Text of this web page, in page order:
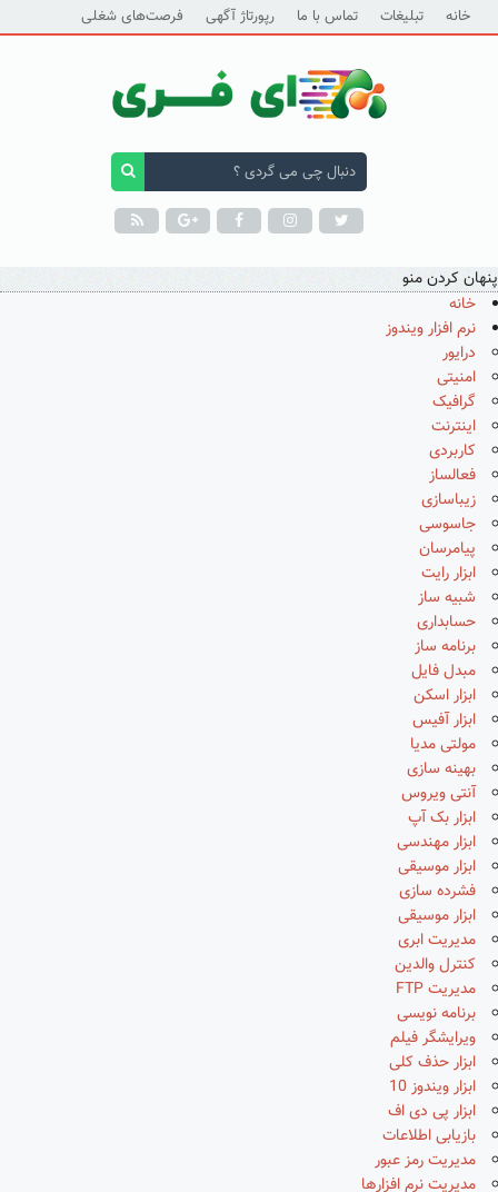
خانه تبلیغات تماس با ما رپورتاژ آگهی فرصت‌های شغلی
پنهان کردن منو
خانه
نرم افزار ویندوز
درایور
امنیتی
گرافیک
اینترنت
کاربردی
فعالساز
زیباسازی
جاسوسی
پیامرسان
ابزار رایت
شبیه ساز
حسابداری
برنامه ساز
مبدل فایل
ابزار اسکن
ابزار آفیس
مولتی مدیا
بهینه سازی
آنتی ویروس
ابزار بک آپ
ابزار مهندسی
ابزار موسیقی
فشرده سازی
ابزار موسیقی
مدیریت ابری
کنترل والدین
مدیریت FTP
برنامه نویسی
ویرایشگر فیلم
ابزار حذف کلی
ابزار ویندوز 10
ابزار پی دی اف
بازیابی اطلاعات
مدیریت رمز عبور
مدیریت نرم افزارها